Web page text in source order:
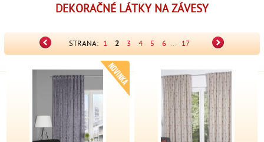
DEKORAČNÉ LÁTKY NA ZÁVESY
STRANA: 1 2 3 4 5 6 ... 17